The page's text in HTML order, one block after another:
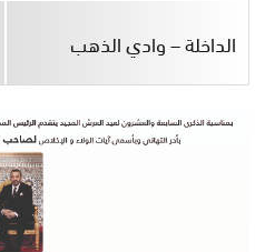
الداخلة – وادي الذهب